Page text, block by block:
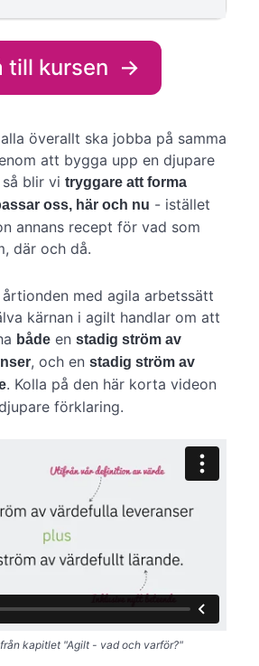
till kursen →
överallt ska jobba på samma
att bygga upp en djupare
blir vi tryggare att forma
oss, här och nu - istället
annans recept för vad som
där och då.
med agila arbetssätt
kärnan i agilt handlar om att
både en stadig ström av
, och en stadig ström av
. Kolla på den här korta videon
förklaring.
kapitlet "Agilt - vad och varför?"